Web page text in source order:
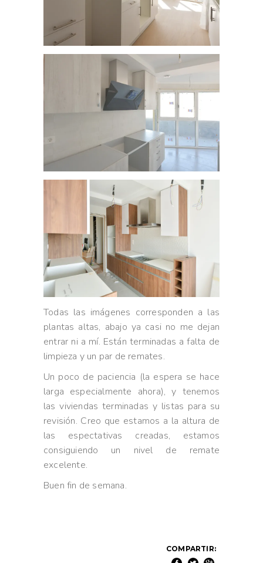
Todas las imágenes corresponden a las
plantas altas, abajo ya casi no me dejan
entrar ni a mí. Están terminadas a falta de
limpieza y un par de remates.
Un poco de paciencia (la espera se hace
larga especialmente ahora), y tenemos
las viviendas terminadas y listas para su
revisión. Creo que estamos a la altura de
las espectativas creadas, estamos
consiguiendo un nivel de remate
excelente.
Buen fin de semana.
COMPARTIR: